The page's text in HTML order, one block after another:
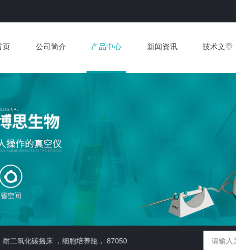
页 公司简介 产品中心 新闻资讯 技术文章
二氧化碳摇床 ，细胞培养瓶， 87050